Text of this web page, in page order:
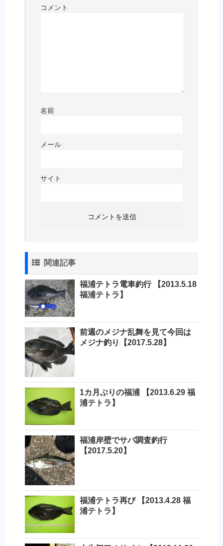
コメント
名前
メール
サイト
関連記事
福浦テトラ電車釣行 【2013.5.18
福浦テトラ】
前週のメジナ乱舞を見て今回は
メジナ釣り【2017.5.28】
1カ月ぶりの福浦 【2013.6.29 福
浦テトラ】
福浦岸壁でサバ調査釣行
【2017.5.20】
福浦テトラ再び 【2013.4.28 福
浦テトラ】